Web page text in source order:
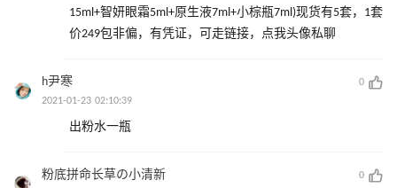
15ml+智妍眼霜5ml+原生液7ml+小棕瓶7ml)现货有5套，1套
价249包非偏，有凭证，可走链接，点我头像私聊
h尹寒
0
2021-01-23 02:10:39
出粉水一瓶
粉底拼命长草の小清新
0